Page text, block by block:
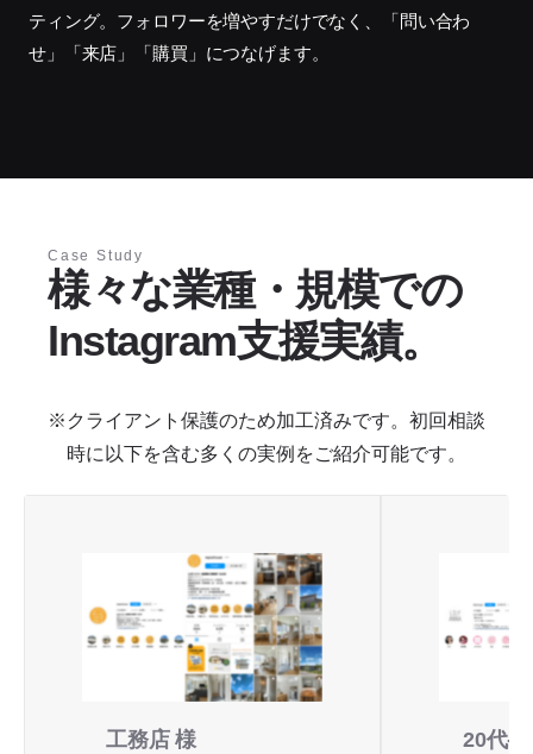
ティング。フォロワーを増やすだけでなく、「問い合わ
せ」「来店」「購買」につなげます。
Case Study
様々な業種・規模での
Instagram支援実績。
※クライアント保護のため加工済みです。初回相談
時に以下を含む多くの実例をご紹介可能です。
工務店 様
20代-